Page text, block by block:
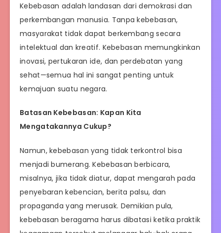
Kebebasan adalah landasan dari demokrasi dan
perkembangan manusia. Tanpa kebebasan,
masyarakat tidak dapat berkembang secara
intelektual dan kreatif. Kebebasan memungkinkan
inovasi, pertukaran ide, dan perdebatan yang
sehat—semua hal ini sangat penting untuk
kemajuan suatu negara.
Batasan Kebebasan: Kapan Kita
Mengatakannya Cukup?
Namun, kebebasan yang tidak terkontrol bisa
menjadi bumerang. Kebebasan berbicara,
misalnya, jika tidak diatur, dapat mengarah pada
penyebaran kebencian, berita palsu, dan
propaganda yang merusak. Demikian pula,
kebebasan beragama harus dibatasi ketika praktik